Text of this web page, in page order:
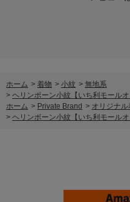
ホーム > 着物 > 小紋 > 無地系
> ヘリンボーン小紋【いち利モールオ
ホーム > Private Brand > オリジナル
> ヘリンボーン小紋【いち利モールオ